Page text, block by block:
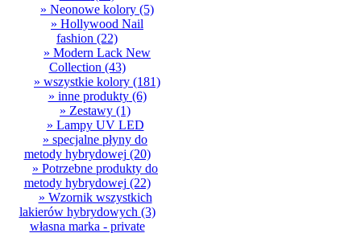
» Neonowe kolory (5)
» Hollywood Nail
fashion (22)
» Modern Lack New
Collection (43)
» wszystkie kolory (181)
» inne produkty(6)
» Zestawy (1)
» Lampy UV LED
» specjalne płyny do
metody hybrydowej (20)
» Potrzebne produkty do
metody hybrydowej (22)
» Wzornik wszystkich
lakierów hybrydowych (3)
własna marka - private